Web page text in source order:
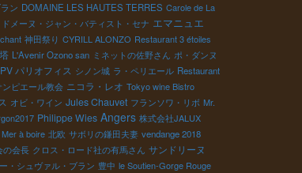
ン DOMAINE LES HAUTES TERRES Carole de La
ドメーヌ・ジャン・バティスト・セナ エマニュエ
神田祭り CYRILL ALONZO Restaurant 3 étoiles
L'Avenir Ozono san ミネットの佐野さん ポ・ダンヌ
パリオフィス シノン城 ラ・ペリエール Restaurant
ンピエール教会 ニコラ・レオ Tokyo wine Bistro
オビ・ワイン Jules Chauvet フランソワ・リボ Mr.
Philippe Wies Angers 株式会社JALUX
à boire 北欧 サボリの鎌田夫妻 vendange 2018
の会長 クロス・ロード社の有馬さん サンドリーヌ
・シュヴァル・ブラン 豊中 le Soutien-Gorge Rouge